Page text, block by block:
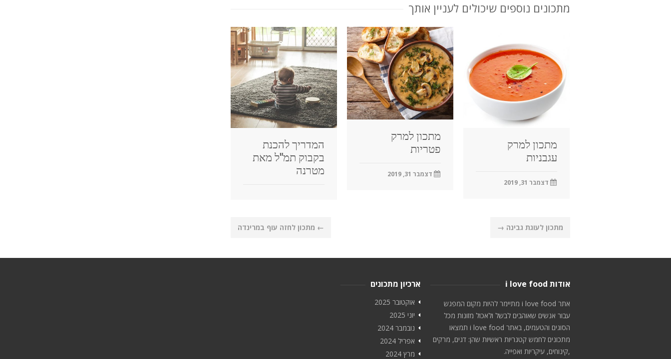
מתכונים נוספים שיכולים לעניין אותך
המדריך להכנת
בקבוק תמ"ל מאת
מטרנה
מתכון למרק
פטריות
דצמבר 31, 2019
מתכון למרק
עגבניות
דצמבר 31, 2019
Post
← מתכון לחזה עוף במרינדה מתכון לעוגת גבינה →
אודות i love food
אתר i love food מתיימר להיות מקום המפגש
עבור אנשים שאוהבים לבשל ולאכול מזונות מכל
הסוגים והטעמים, באתר i love food תמצאו
מתכונים לחמש קטגריות ראשיות שהן: דגים, מרקים
,קינוחים, עיקריות ואפייה.
ארכיון מתכונים
אוקטובר 2025
יוני 2025
נובמבר 2024
אפריל 2024
מרץ 2024